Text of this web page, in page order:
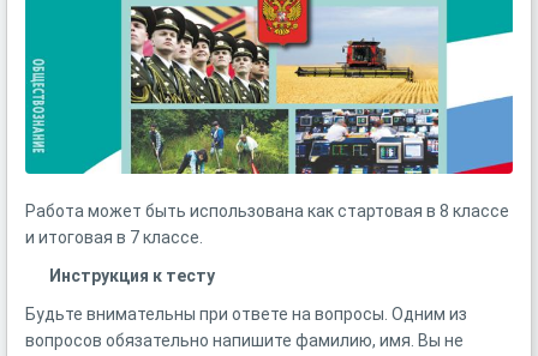
Работа может быть использована как стартовая в 8 классе
и итоговая в 7 классе.
Инструкция к тесту
Будьте внимательны при ответе на вопросы. Одним из
вопросов обязательно напишите фамилию, имя. Вы не